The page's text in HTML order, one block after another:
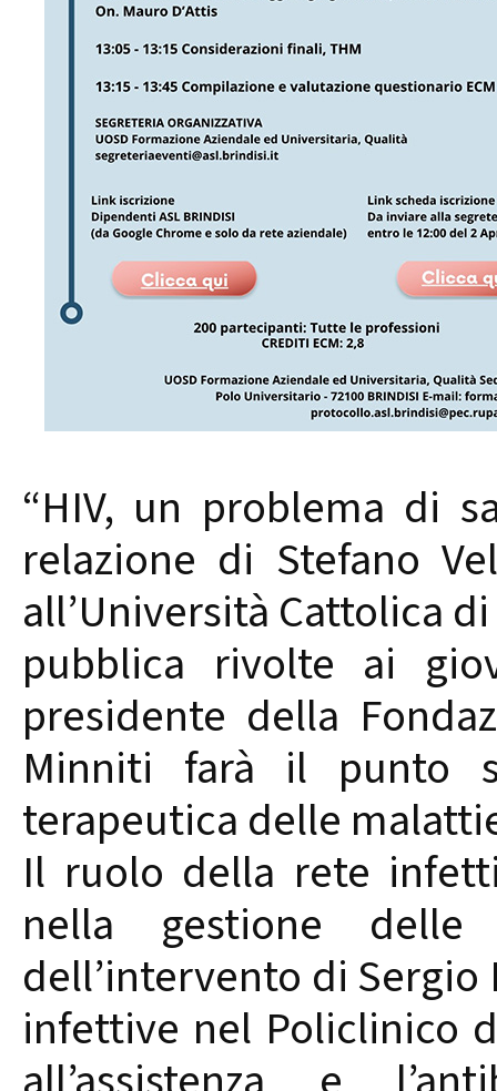
“HIV, un problema di
relazione di Stefano
all’Università Cattolica
pubblica rivolte ai
presidente della
Minniti farà il punto
terapeutica delle
Il ruolo della rete
nella gestione delle
dell’intervento di
infettive nel Policlinico